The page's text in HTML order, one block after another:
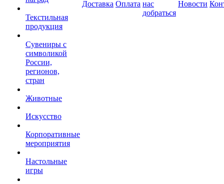
Текстильная
продукция
Сувениры с
символикой
России,
регионов,
стран
Животные
Искусство
Корпоративные
мероприятия
Настольные
игры
Доставка Оплата нас
добраться
Новости